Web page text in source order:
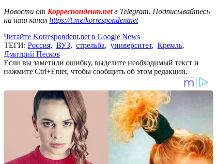
Новости от Корреспондент.netв Telegram. Подписывайтесь
на наш канал https://t.me/korrespondentnet
Читайте Korrespondent.net в Google News
ТЕГИ: Россия, ВУЗ, стрельба, университет, Кремль,
Дмитрий Песков
Если вы заметили ошибку, выделите необходимый текст и
нажмите Ctrl+Enter, чтобы сообщить об этом редакции.